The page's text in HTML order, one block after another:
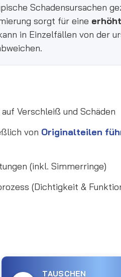
Schadensursachen
sorgt für eine
in Einzelfällen von der
Verschleiß und Schäden
von Originalteilen
(inkl. Simmerringe)
(Dichtigkeit &
TAUSCHEN